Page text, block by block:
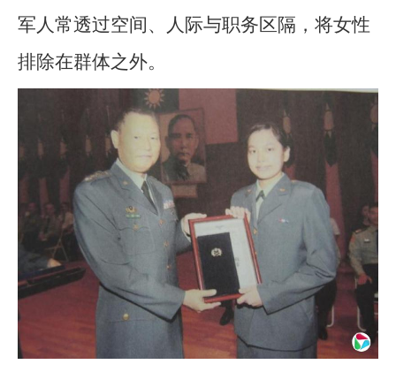
军人常透过空间、人际与职务区隔，将女性
排除在群体之外。